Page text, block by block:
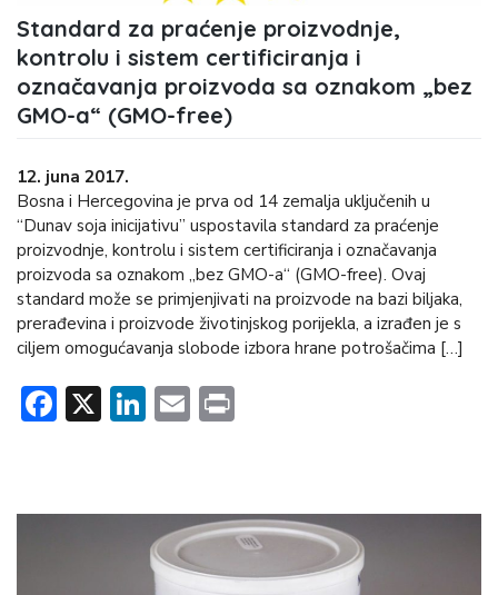
Standard za praćenje proizvodnje,
kontrolu i sistem certificiranja i
označavanja proizvoda sa oznakom „bez
GMO-a“ (GMO-free)
12. juna 2017.
Bosna i Hercegovina je prva od 14 zemalja uključenih u
“Dunav soja inicijativu” uspostavila standard za praćenje
proizvodnje, kontrolu i sistem certificiranja i označavanja
proizvoda sa oznakom „bez GMO-a“ (GMO-free). Ovaj
standard može se primjenjivati na proizvode na bazi biljaka,
prerađevina i proizvode životinjskog porijekla, a izrađen je s
ciljem omogućavanja slobode izbora hrane potrošačima […]
Facebook
X LinkedIn
Email